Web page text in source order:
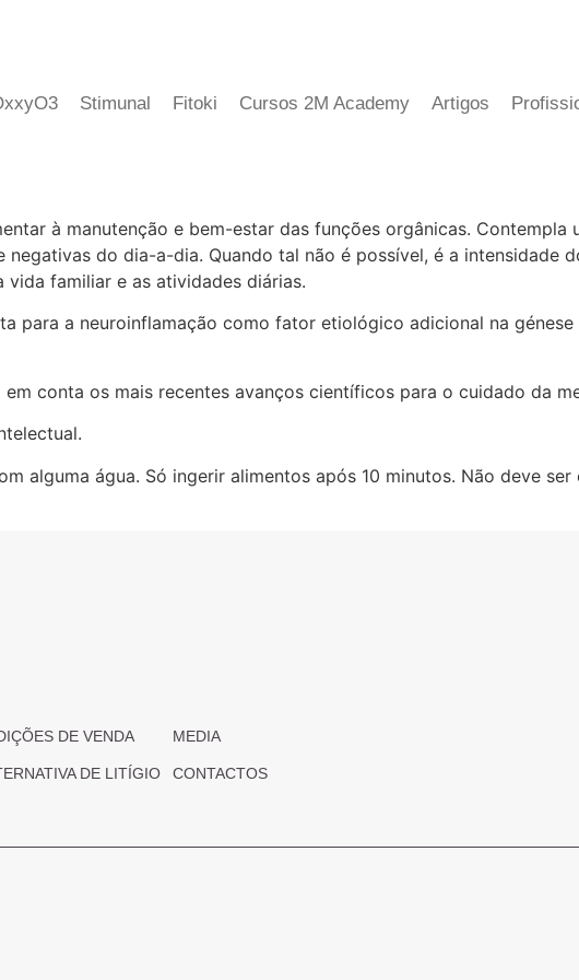
Stimunal Fitoki Cursos 2M Academy Artigos
à manutenção e bem-estar das funções orgânicas. Contempla
do dia-a-dia. Quando tal não é possível, é a intensidade
familiar e as atividades diárias.
para a neuroinflamação como fator etiológico adicional na
conta os mais recentes avanços científicos para o cuidado da
alguma água. Só ingerir alimentos após 10 minutos. Não deve
DE VENDA MEDIA
DE LITÍGIO CONTACTOS